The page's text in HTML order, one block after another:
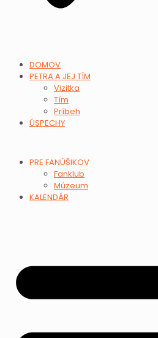
DOMOV
PETRA A JEJ TÍM
Vizitka
Tím
Príbeh
ÚSPECHY
PRE FANÚŠIKOV
Fanklub
Múzeum
KALENDÁR